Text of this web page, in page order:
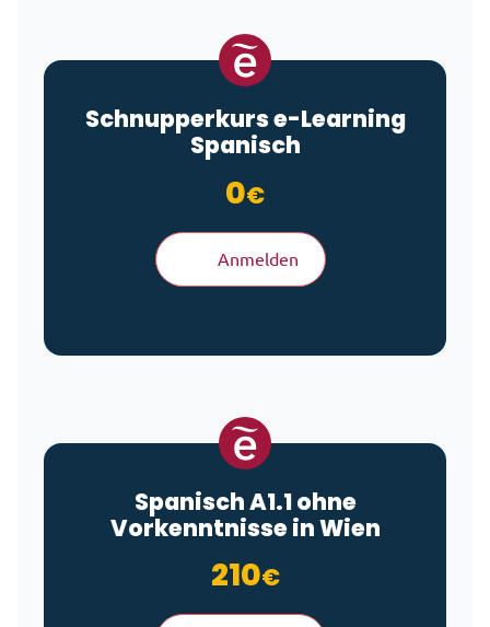
Schnupperkurse-Learning
Spanisch
0€
Anmelden
Spanisch A1.1 ohne
Vorkenntnisse in Wien
210€